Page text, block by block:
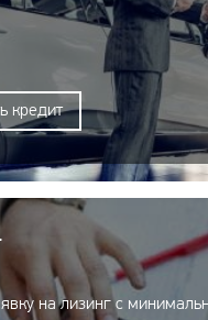
кредит
на лизинг с